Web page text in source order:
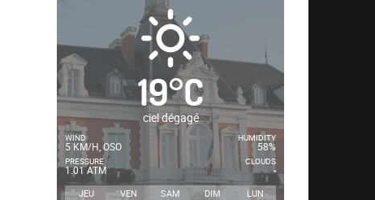
19°C
ciel dégagé
WIND
5 KM/H, OSO
PRESSURE
1.01 ATM
HUMIDITY
58%
CLOUDS
-
JEU VEN SAM DIM LUN